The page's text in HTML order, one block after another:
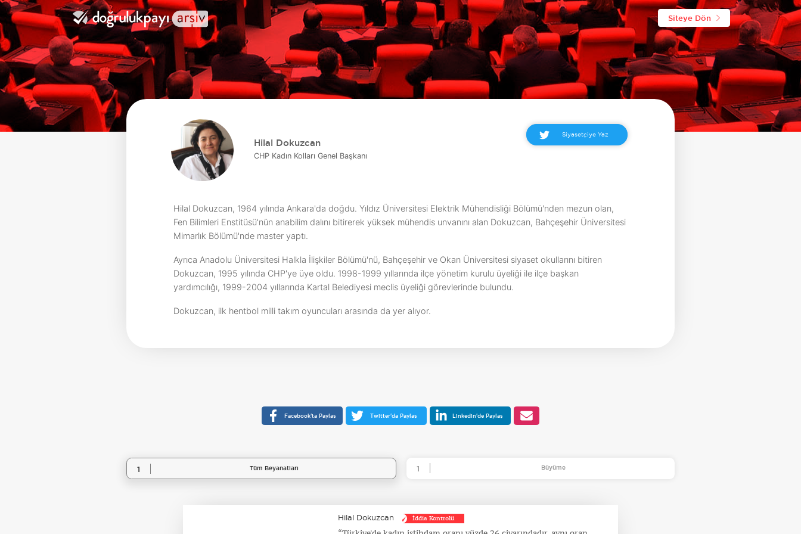
Siteye Dön
Hilal Dokuzcan
CHP Kadın Kolları Genel Başkanı
Siyasetçiye Yaz
Hilal Dokuzcan, 1964 yılında Ankara'da doğdu. Yıldız Üniversitesi Elektrik Mühendisliği Bölümü'nden mezun olan,
Fen Bilimleri Enstitüsü'nün anabilim dalını bitirerek yüksek mühendis unvanını alan Dokuzcan, Bahçeşehir Üniversitesi
Mimarlık Bölümü'nde master yaptı.
Ayrıca Anadolu Üniversitesi Halkla İlişkiler Bölümü'nü, Bahçeşehir ve Okan Üniversitesi siyaset okullarını bitiren
Dokuzcan, 1995 yılında CHP'ye üye oldu. 1998-1999 yıllarında ilçe yönetim kurulu üyeliği ile ilçe başkan
yardımcılığı, 1999-2004 yıllarında Kartal Belediyesi meclis üyeliği görevlerinde bulundu.
Dokuzcan, ilk hentbol milli takım oyuncuları arasında da yer alıyor.
Facebook'ta Paylaş Twitter'da Paylaş Linkedin'de Paylaş
1 Tüm Beyanatları 1 Büyüme
Hilal Dokuzcan İddia Kontrolü